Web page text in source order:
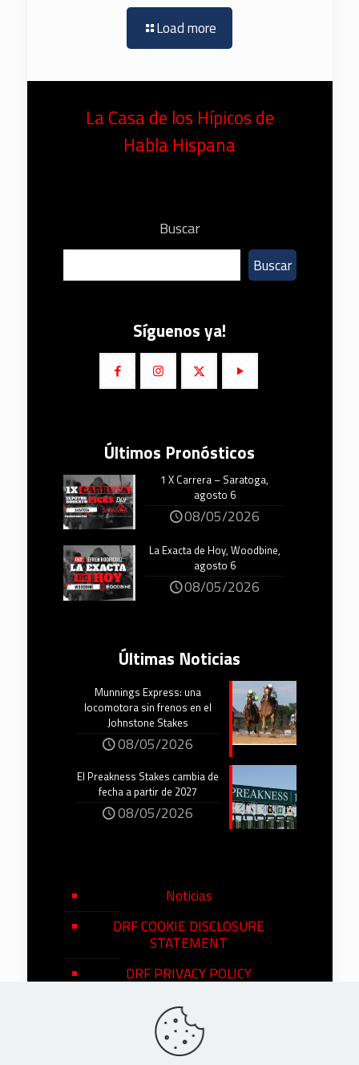
Load more
La Casa de los Hípicos de
Habla Hispana
Buscar
Buscar
Síguenos ya!
Últimos Pronósticos
1 X Carrera – Saratoga,
agosto 6
08/05/2026
La Exacta de Hoy, Woodbine,
agosto 6
08/05/2026
Últimas Noticias
Munnings Express: una
locomotora sin frenos en el
Johnstone Stakes
08/05/2026
El Preakness Stakes cambia de
fecha a partir de 2027
08/05/2026
Noticias
DRF COOKIE DISCLOSURE
STATEMENT
DRF PRIVACY POLICY